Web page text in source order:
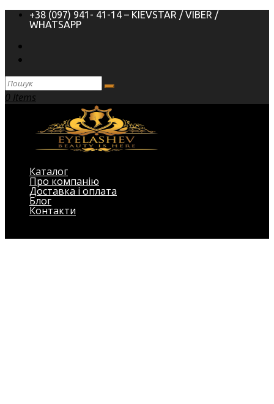
+38 (097) 941- 41-14 – KIEVSTAR / VIBER /
WHATSAPP
0 Items
Каталог
Про компанію
Доставка і оплата
Блог
Контакти